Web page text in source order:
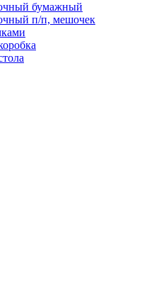
бумажный
п/п, мешочек